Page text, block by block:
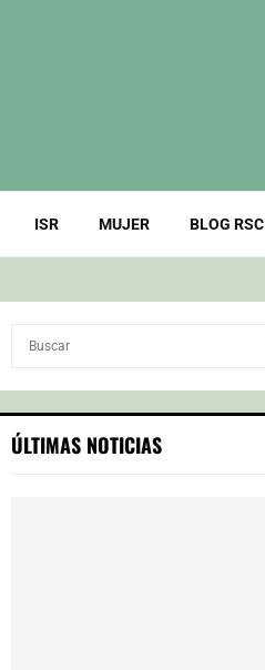
ISR MUJER BLOG RSC
c
h
ÚLTIMAS NOTICIAS